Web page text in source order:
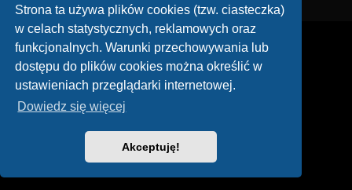
Strona ta używa plików cookies (tzw. ciasteczka)
w celach statystycznych, reklamowych oraz
funkcjonalnych. Warunki przechowywania lub
dostępu do plików cookies można określić w
ustawieniach przeglądarki internetowej.
Dowiedz się więcej
Akceptuję!
Zasady ochrony danych osobowych
|Regulamin